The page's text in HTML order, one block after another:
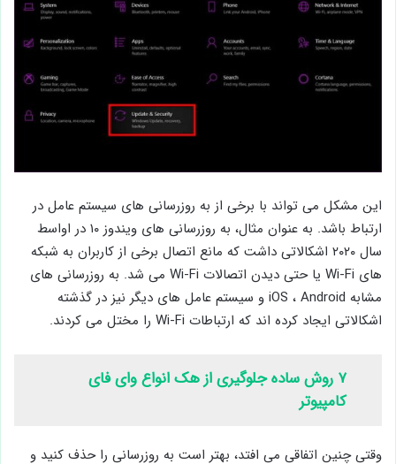
این مشکل می تواند با برخی از به روزرسانی های سیستم عامل در
ارتباط باشد. به عنوان مثال، به روزرسانی های ویندوز ۱۰ در اواسط
سال ۲۰۲۰ اشکالاتی داشت که مانع اتصال برخی از کاربران به شبکه
های Wi-Fi یا حتی دیدن اتصالات Wi-Fi می شد. به روزرسانی های
مشابه iOS ، Android و سیستم عامل های دیگر نیز در گذشته
اشکالاتی ایجاد کرده اند که ارتباطات Wi-Fi را مختل می کردند.
۷ روش ساده جلوگیری از هک انواع وای فای
کامپیوتر
وقتی چنین اتفاقی می افتد، بهتر است به روزرسانی را حذف کنید و